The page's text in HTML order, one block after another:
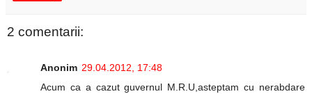
2 comentarii:
Anonim 29.04.2012, 17:48
Acum ca a cazut guvernul M.R.U,asteptam cu nerabdare